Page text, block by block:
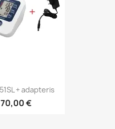
+ adapteris
70,00 €